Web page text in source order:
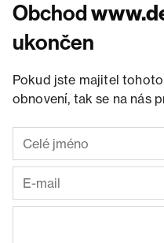
Obchod
ukončen
Pokud jste majitel
obnovení, tak se na nás